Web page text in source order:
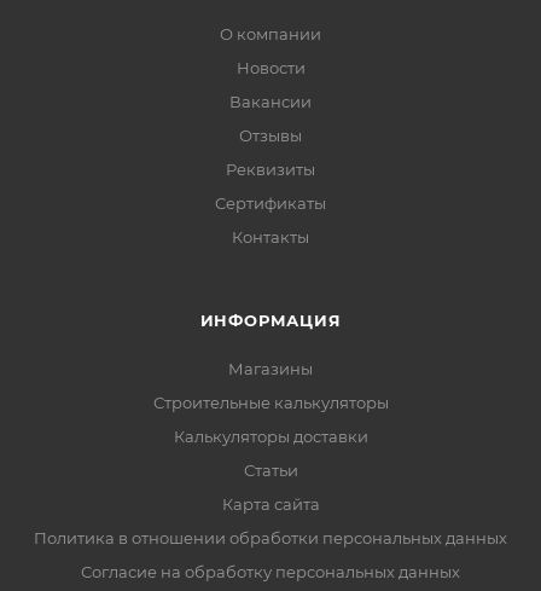
О компании
Новости
Вакансии
Отзывы
Реквизиты
Сертификаты
Контакты
ИНФОРМАЦИЯ
Магазины
Строительные калькуляторы
Калькуляторы доставки
Статьи
Карта сайта
Политика в отношении обработки персональных данных
Согласие на обработку персональных данных